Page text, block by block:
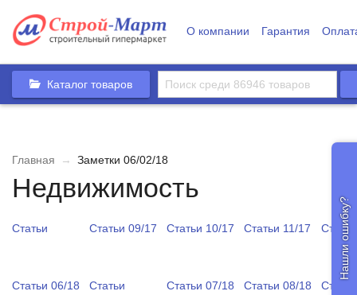
О компании Гарантия
Каталог товаров
Главная → Заметки 06/02/18
Недвижимость
Статьи Статьи 09/17 Статьи 10/17 Статьи 11/17
Статьи 06/18
Статьи
Статьи 07/18 Статьи 08/18
Нашли ошибку?